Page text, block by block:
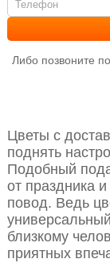
Либо позвоните
Цветы с
поднять
Подобный
от праздника
повод. Ведь
близкому
приятных